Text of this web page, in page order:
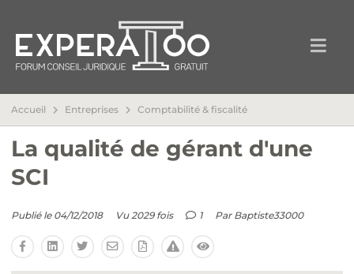
Accueil Entreprises Comptabilité & fiscalité
La qualité de gérant d'une
SCI
Publié le 04/12/2018 Vu 2029 fois 1 Par Baptiste33000